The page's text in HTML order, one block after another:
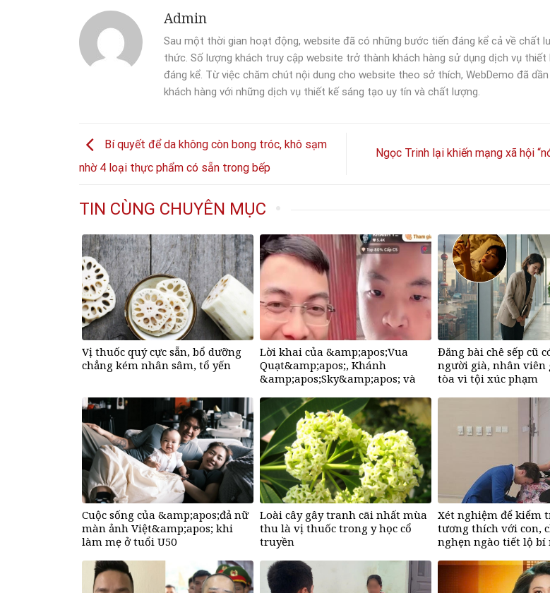
Admin
Sau một thời gian hoạt động, website đã có những bước tiến đáng kể cả về chất
thức. Số lượng khách truy cập website trở thành khách hàng sử dụng dịch vụ thiết
đáng kể. Từ việc chăm chút nội dung cho website theo sở thích, WebDemo đã
khách hàng với những dịch vụ thiết kế sáng tạo uy tín và chất lượng.
Bí quyết để da không còn bong tróc, khô sạm
nhờ 4 loại thực phẩm có sẵn trong bếp
Ngọc Trinh lại khiến mạng xã hội
TIN CÙNG CHUYÊN MỤC
Vị thuốc quý cực sẵn, bổ dưỡng
chẳng kém nhân sâm, tổ yến
Lời khai của &amp;apos;Vua
Quạt&amp;apos;, Khánh
&amp;apos;Sky&amp;apos; và
Đăng bài chê sếp cũ
người già, nhân viên
tòa vì tội xúc phạm
Cuộc sống của &amp;apos;đả nữ
màn ảnh Việt&amp;apos; khi
làm mẹ ở tuổi U50
Loài cây gây tranh cãi nhất mùa
thu là vị thuốc trong y học cổ
truyền
Xét nghiệm để kiểm
tương thích với con,
nghẹn ngào tiết lộ bí